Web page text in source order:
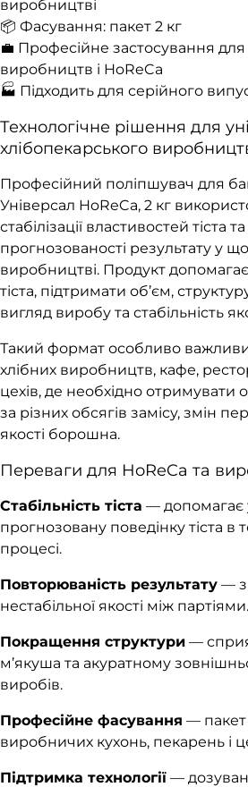
виробництві
📦 Фасування: пакет 2 кг
💼 Професійне застосування
виробництв і HoReCa
🏭 Підходить для серійного
Технологічне рішення для
хлібопекарського
Професійний поліпшувач для
Універсал HoReCa, 2 кг
стабілізації властивостей тіста
прогнозованості результату у
виробництві. Продукт
тіста, підтримати об’єм,
вигляд виробу та стабільність
Такий формат особливо
хлібних виробництв, кафе,
цехів, де необхідно отримувати
за різних обсягів замісу, змін
якості борошна.
Переваги для HoReCa та
Стабільність тіста — допомагає
прогнозовану поведінку тіста в
процесі.
Повторюваність результату —
нестабільної якості між партіями.
Покращення структури —
м’якуша та акуратному
виробів.
Професійне фасування — пакет
виробничих кухонь, пекарень і
Підтримка технології —